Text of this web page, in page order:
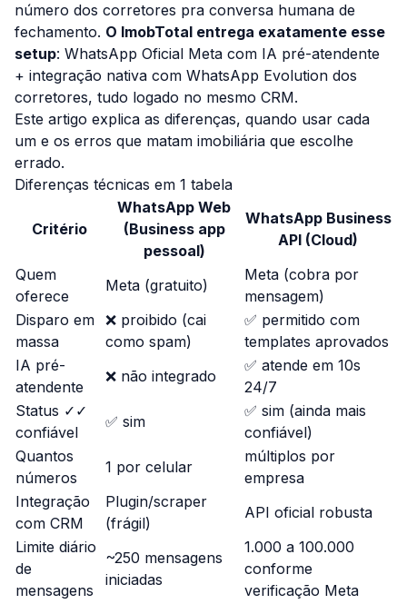
número dos corretores pra conversa humana de
fechamento. O ImobTotal entrega exatamente esse
setup: WhatsApp Oficial Meta com IA pré-atendente
+ integração nativa com WhatsApp Evolution dos
corretores, tudo logado no mesmo CRM.
Este artigo explica as diferenças, quando usar cada
um e os erros que matam imobiliária que escolhe
errado.
Diferenças técnicas em 1 tabela
Critério
WhatsApp Web
(Business app
pessoal)
WhatsApp Business
API (Cloud)
Quem
oferece
Meta (gratuito)
Meta (cobra por
mensagem)
Disparo em
massa
❌ proibido (cai
como spam)
✅ permitido com
templates aprovados
IA pré-
atendente
❌ não integrado
✅ atende em 10s
24/7
Status ✓✓
confiável
✅ sim
✅ sim (ainda mais
confiável)
Quantos
números
1 por celular
múltiplos por
empresa
Integração
com CRM
Plugin/scraper
(frágil)
API oficial robusta
Limite diário
de
mensagens
~250 mensagens
iniciadas
1.000 a 100.000
conforme
verificação Meta